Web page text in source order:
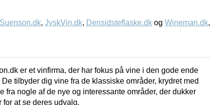
, JyskVin.dk, Densidsteflaske.dk og Wineman.dk,
er et vinfirma, der har fokus på vine i den gode ende
De tilbyder dig vine fra de klassiske områder, krydret med
fra nogle af de nye og interessante områder, der dukker
for at se deres udvalg.